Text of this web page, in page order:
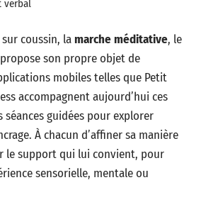
verbal
sur coussin, lamarche méditative, le
son propre objet de
mobiles telles que Petit
accompagnent aujourd’hui ces
guidées pour explorer
À chacun d’affiner sa manière
le support qui lui convient, pour
sensorielle, mentale ou